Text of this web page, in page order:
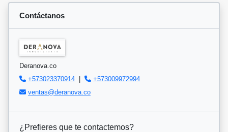
Contáctanos
Deranova.co
+573023370914 |
+573009972994
ventas@deranova.co
¿Prefieres que te contactemos?